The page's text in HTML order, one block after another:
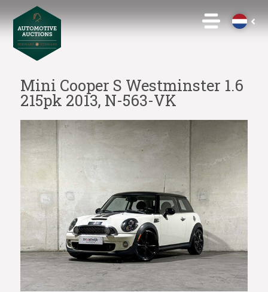
Mini Cooper S Westminster 1.6
215pk 2013, N-563-VK